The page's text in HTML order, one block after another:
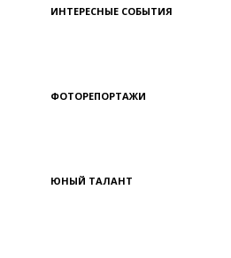
ИНТЕРЕСНЫЕ СОБЫТИЯ
ФОТОРЕПОРТАЖИ
ЮНЫЙ ТАЛАНТ